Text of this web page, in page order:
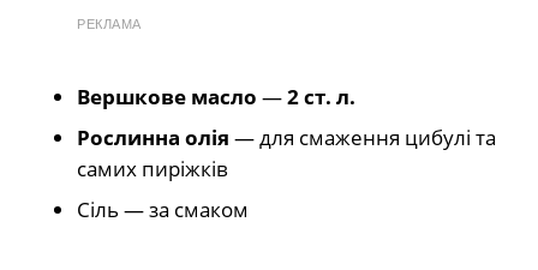
РЕКЛАМА
Вершкове масло —2 ст. л.
Рослинна олія — для смаження цибулі та
самих пиріжків
Сіль — за смаком